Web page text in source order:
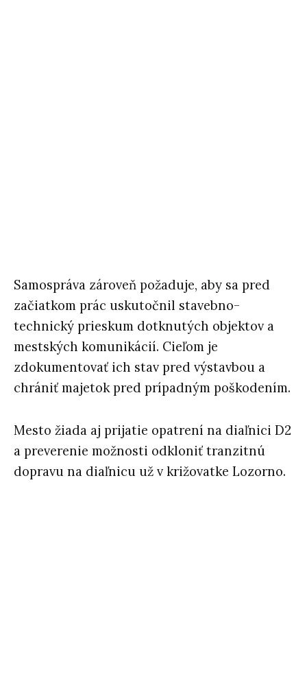
Samospráva zároveň požaduje, aby sa pred
začiatkom prác uskutočnil stavebno-
technický prieskum dotknutých objektov a
mestských komunikácií. Cieľom je
zdokumentovať ich stav pred výstavbou a
chrániť majetok pred prípadným poškodením.
Mesto žiada aj prijatie opatrení na diaľnici D2
a preverenie možnosti odkloniť tranzitnú
dopravu na diaľnicu už v križovatke Lozorno.